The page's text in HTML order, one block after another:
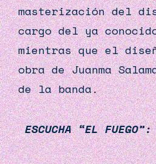
masterización del
cargo del ya
mientras que el
obra de Juanma
de la banda.
ESCUCHA “EL FUEGO”: